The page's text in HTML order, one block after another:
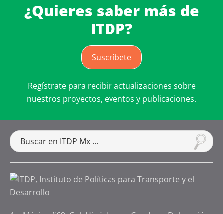
¿Quieres saber más de
ITDP?
Suscríbete
Regístrate para recibir actualizaciones sobre
nuestros proyectos, eventos y publicaciones.